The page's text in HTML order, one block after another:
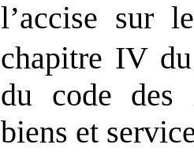
l’accise sur
chapitre IV
du code des
biens et